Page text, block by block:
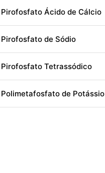
Pirofosfato Ácido de Cálcio
Pirofosfato de Sódio
Pirofosfato Tetrassódico
Polimetafosfato de Potássio